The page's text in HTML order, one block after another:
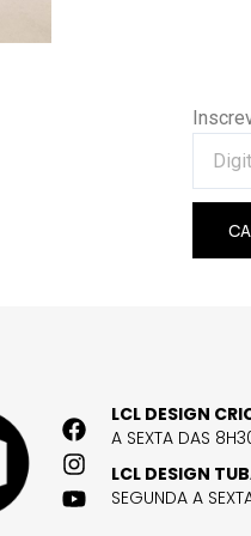
LCL DESIGN
A SEXTA DAS
LCL DESIGN
SEGUNDA A